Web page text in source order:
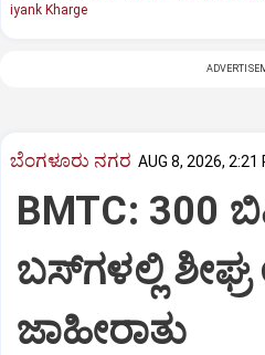
iyank Kharge
ಬೆಂಗಳೂರು ನಗರ AUG 8, 2026, 2:21
BMTC: 300
ಬಸ್‌ಗಳಲ್ಲಿ
ಜಾಹೀರಾತು